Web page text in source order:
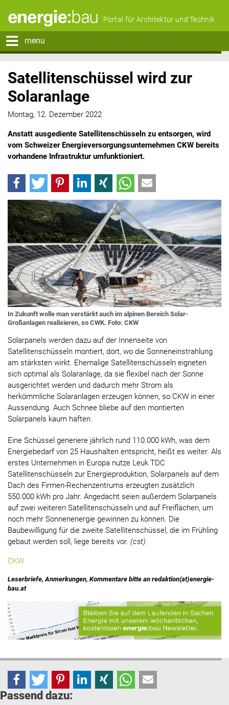
Portal für Architektur und Technik
menu
Satellitenschüssel wird zur
Solaranlage
Montag, 12. Dezember 2022
Anstatt ausgediente Satellitenschüsseln zu entsorgen, wird
vom Schweizer Energieversorgungsunternehmen CKW bereits
vorhandene Infrastruktur umfunktioniert.
In Zukunft wolle man verstärkt auch im alpinen Bereich Solar-
Großanlagen realisieren, so CWK. Foto: CKW
Solarpanels werden dazu auf der Innenseite von
Satellitenschüsseln montiert, dort, wo die Sonneneinstrahlung
am stärksten wirkt. Ehemalige Satellitenschüsseln eigneten
sich optimal als Solaranlage, da sie flexibel nach der Sonne
ausgerichtet werden und dadurch mehr Strom als
herkömmliche Solaranlagen erzeugen können, so CKW in einer
Aussendung. Auch Schnee bliebe auf den montierten
Solarpanels kaum haften.
Eine Schüssel generiere jährlich rund 110.000 kWh, was dem
Energiebedarf von 25 Haushalten entspricht, heißt es weiter. Als
erstes Unternehmen in Europa nutze Leuk TDC
Satellitenschüsseln zur Energieproduktion, Solarpanels auf dem
Dach des Firmen-Rechenzentrums erzeugten zusätzlich
550.000 kWh pro Jahr. Angedacht seien außerdem Solarpanels
auf zwei weiteren Satellitenschüsseln und auf Freiflächen, um
noch mehr Sonnenenergie gewinnen zu können. Die
Baubewilligung für die zweite Satellitenschüssel, die im Frühling
gebaut werden soll, liege bereits vor. (cst)
CKW
Leserbriefe, Anmerkungen, Kommentare bitte an redaktion(at)energie-
bau.at
Passend dazu: